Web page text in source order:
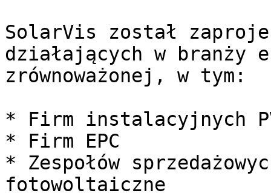
SolarVis został
działających w branży
zrównoważonej, w tym:
* Firm instalacyjnych
* Firm EPC
* Zespołów
fotowoltaiczne